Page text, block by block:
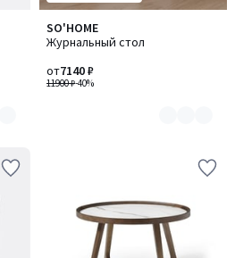
SO'HOME
Журнальный стол
11900 ₽-40%
от7140 ₽
Количество
цветов: